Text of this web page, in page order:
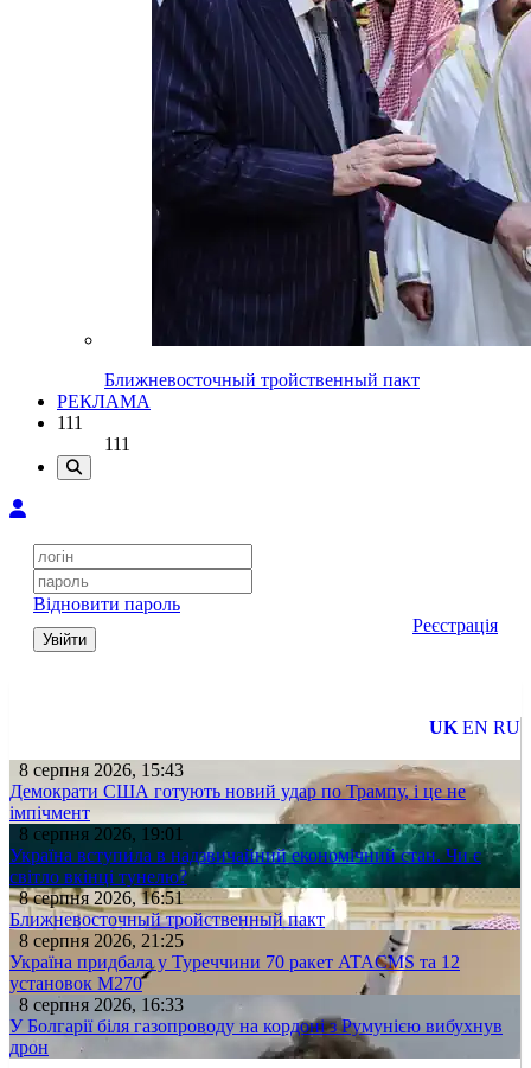
Ближневосточный тройственный пакт
РЕКЛАМА
111
111
Відновити пароль
Увійти
Реєстрація
UK EN RU
8 серпня 2026, 15:43
Демократи США готують новий удар по Трампу, і це не
імпічмент
8 серпня 2026, 19:01
Україна вступила в надзвичайний економічний стан. Чи є
світло вкінці тунелю?
8 серпня 2026, 16:51
Ближневосточный тройственный пакт
8 серпня 2026, 21:25
Україна придбала у Туреччини 70 ракет ATACMS та 12
установок M270
8 серпня 2026, 16:33
У Болгарії біля газопроводу на кордоні з Румунією вибухнув
дрон